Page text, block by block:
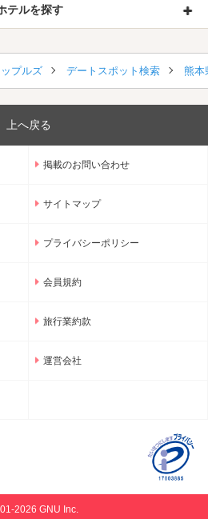
テルを探す
プルズ デートスポット検索 熊本
上へ戻る
掲載のお問い合わせ
サイトマップ
プライバシーポリシー
会員規約
旅行業約款
運営会社
2026 GNU Inc.